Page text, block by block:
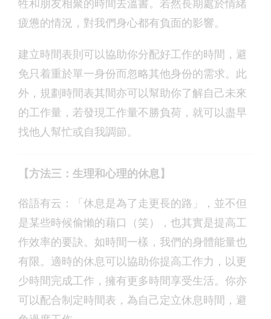
牲和朋友相聚的時間去溫書。若然長期處於情緒
疲憊的情況，對我們身心都有負面的影響。
建立時間表則可以協助你分配好工作的時間，避
免只着重於單一身份而忽略其他身份的需求。此
外，規劃時間表其間亦可以幫助你了解自己未來
的工作量，若發現工作量不勝負荷，就可以盡早
找他人幫忙或自我調節。
【方法三：生理和心理的休息】
俗語有云：「休息是為了走更長的路」，並不但
是某些時候偷懶的藉口（笑），也其實是提高工
作效率的要訣。如時間一樣，我們的身體能量也
有限。適時的休息可以協助你提高工作力，以更
少時間完成工作，擁有更多時間享受生活。你亦
可以配合制定時間表，為自己定立休息時間，避